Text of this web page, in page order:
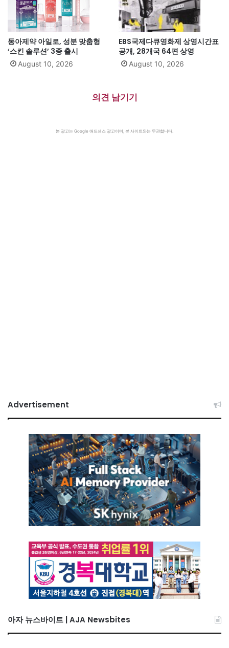
동아제약 아일로, 성분 맞춤형
‘스킨 솔루션’ 3종 출시
August 10, 2026
EBS국제다큐영화제 상영시간표
공개, 28개국 64편 상영
August 10, 2026
의견 남기기
본 광고는 Google 애드센스 광고이며, 본 사이트와는 무관합니다.
Advertisement
아자 뉴스바이트 | AJA Newsbites